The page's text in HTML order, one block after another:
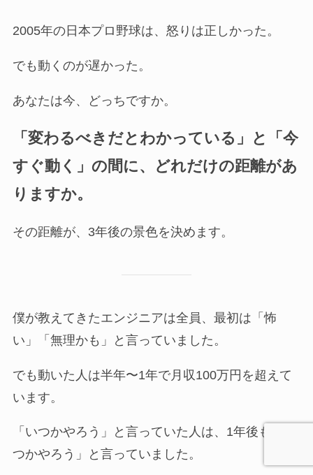
2005年の日本プロ野球は、怒りは正しかった。
でも動くのが遅かった。
あなたは今、どっちですか。
「変わるべきだとわかっている」と「今
すぐ動く」の間に、どれだけの距離があ
りますか。
その距離が、3年後の景色を決めます。
僕が教えてきたエンジニアは全員、最初は「怖
い」「無理かも」と言っていました。
でも動いた人は半年〜1年で月収100万円を超えて
います。
「いつかやろう」と言っていた人は、1年後も「い
つかやろう」と言っていました。